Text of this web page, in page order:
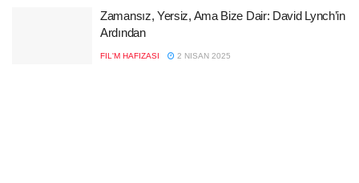
Zamansız, Yersiz, Ama Bize Dair: David Lynch’in
Ardından
FIL'M HAFIZASI 2 NISAN 2025